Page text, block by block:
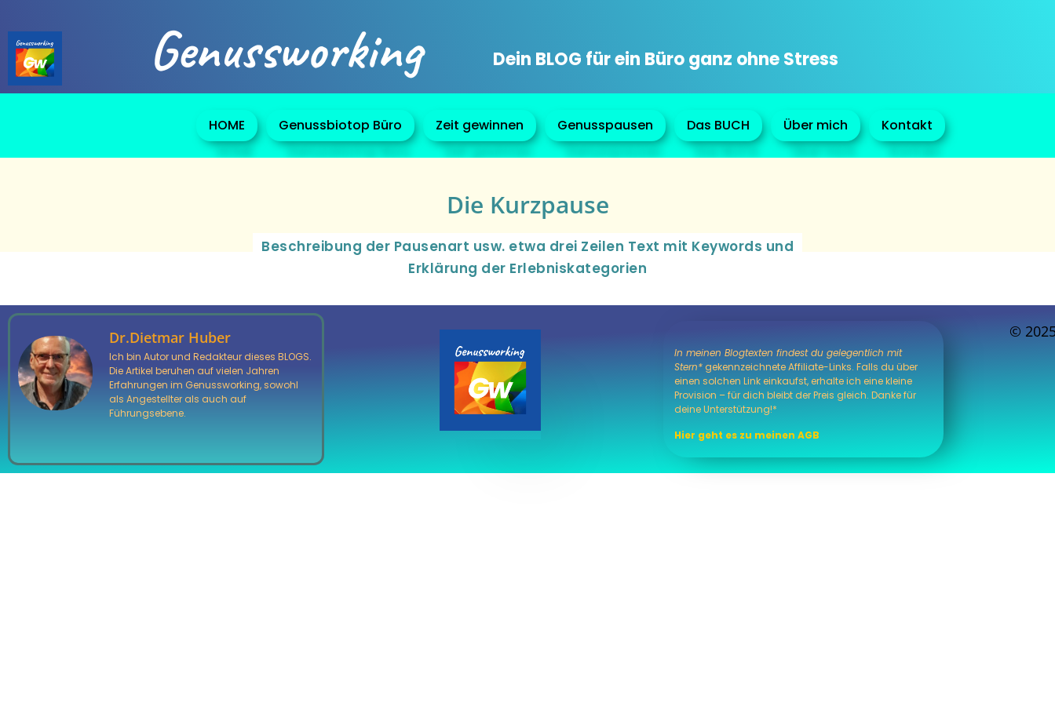
Genussworking Dein BLOG für ein Büro ganz ohne Stress
HOME Genussbiotop Büro Zeit gewinnen Genusspausen Das BUCH Über mich Kontakt
Die Kurzpause
Beschreibung der Pausenart usw. etwa drei Zeilen Text mit Keywords und
Erklärung der Erlebniskategorien
Dr.Dietmar Huber
Ich bin Autor und Redakteur dieses BLOGS.
Die Artikel beruhen auf vielen Jahren
Erfahrungen im Genussworking, sowohl
als Angestellter als auch auf
Führungsebene.
In meinen Blogtexten findest du gelegentlich mit
Stern*gekennzeichnete Affiliate-Links. Falls du über
einen solchen Link einkaufst, erhalte ich eine kleine
Provision – für dich bleibt der Preis gleich. Danke für
deine Unterstützung!*
Hier geht es zu meinen AGB
©